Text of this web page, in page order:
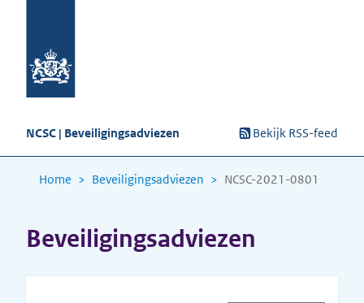
NCSC | Beveiligingsadviezen Bekijk RSS-feed
Home Beveiligingsadviezen NCSC-2021-0801
Beveiligingsadviezen